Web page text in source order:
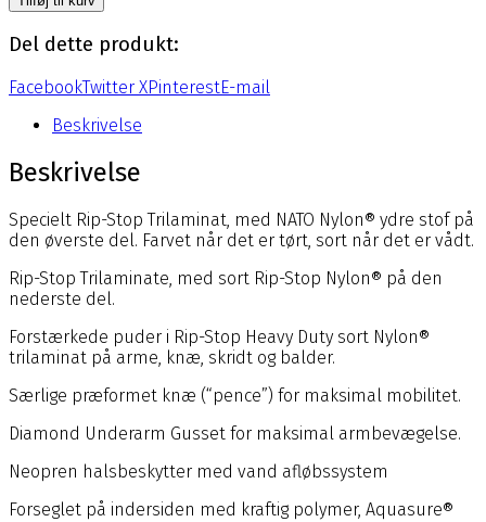
Udgået
antal
Del dette produkt:
FacebookTwitter XPinterestE-mail
Beskrivelse
Beskrivelse
Specielt Rip-Stop Trilaminat, med NATO Nylon® ydre stof på
den øverste del. Farvet når det er tørt, sort når det er vådt.
Rip-Stop Trilaminate, med sort Rip-Stop Nylon® på den
nederste del.
Forstærkede puder i Rip-Stop Heavy Duty sort Nylon®
trilaminat på arme, knæ, skridt og balder.
Særlige præformet knæ (“pence”) for maksimal mobilitet.
Diamond Underarm Gusset for maksimal armbevægelse.
Neopren halsbeskytter med vand afløbssystem
Forseglet på indersiden med kraftig polymer, Aquasure®